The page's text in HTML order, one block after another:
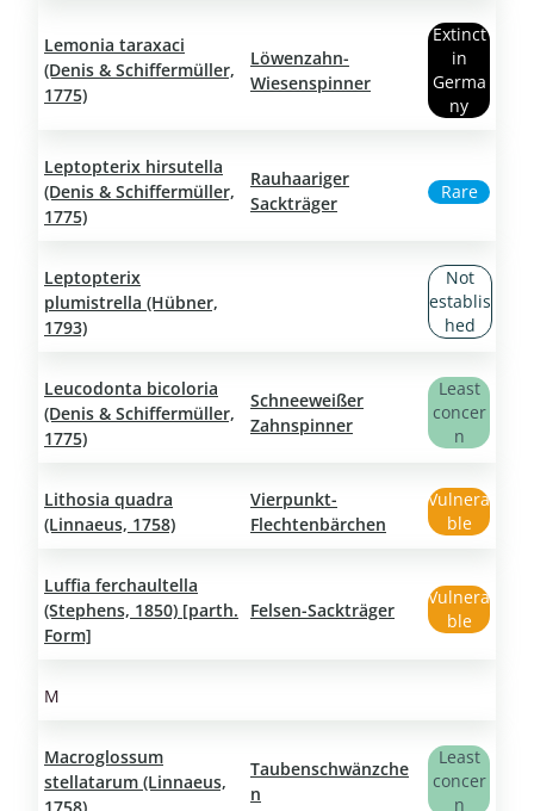
Lemonia taraxaci
(Denis & Schiffermüller,
1775)
Löwenzahn-
Wiesenspinner
Extinct
in
Germa
ny
Leptopterix hirsutella
(Denis & Schiffermüller,
1775)
Rauhaariger
Sackträger
Rare
Leptopterix
plumistrella (Hübner,
1793)
Not
establis
hed
Leucodonta bicoloria
(Denis & Schiffermüller,
1775)
Schneeweißer
Zahnspinner
Least
concer
n
Lithosia quadra
(Linnaeus, 1758)
Vierpunkt-
Flechtenbärchen
Vulnera
ble
Luffia ferchaultella
(Stephens, 1850) [parth.
Form]
Felsen-Sackträger
Vulnera
ble
M
Macroglossum
stellatarum (Linnaeus,
Taubenschwänzche
n
Least
concer
n